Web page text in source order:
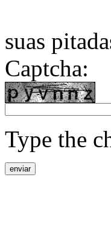
suas
Captcha:
Type the